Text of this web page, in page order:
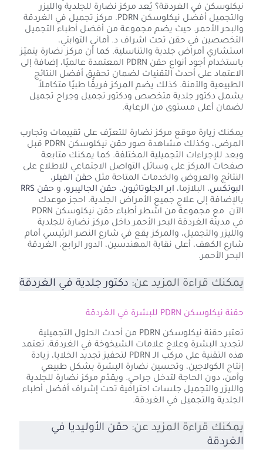
نيكلوسكن في الغردقة؟ يُعد مركز نضارة للجلدية والليزر
والتجميل أفضل نيكلوسكن PDRN. مركز تجميل في الغردقة
والبحر الأحمر. حيث يضم مجموعة من أفضل أطباء التجميل
التخصصين في حقن تحت اشراف د. أماني التوابتي،
استشاري أمراض جلدية والتناسلية. كما أن مركز نضارة يتميّز
باستخدام أجود أنواع حقن PDRN المعتمدة عالميًا، إضافة إلى
الاعتماد على أحدث التقنيات لضمان تحقيق أفضل النتائج
الطبيعية والآمنة. كذلك يضم المركز فريقًا طبيًا متكاملاً
يشمل دكتور جلدية متخصص ودكتور تجميل وجراح تجميل
لضمان أعلى مستوى من الرعاية.
يمكنك زيارة موقع مركز نضارة للتعرّف على تقييمات وتجارب
المرضى، وكذلك مشاهدة صور حقن نيكلوسكن PDRN قبل
وبعد للإجراءات التجميلية المختلفة. كما يمكنك متابعة
صفحات المركز على وسائل التواصل الاجتماعي للاطلاع على
النتائج والعروض والخدمات المتاحة مثل حقن الفيلر،
البوتكس، البلازما، ابر الجلوتاثيون، حقن الجاليبرو، و حقن RRS
بالإضافة إلى علاج جميع الأمراض الجلدية. احجز موعدك
الآن مع مجموعة من اشطر أطباء حقن نيكلوسكن PDRN
في مدينة الغردقة البحر الأحمر داخل مركز نضارة للجلدية
والليزر والتجميل، والمركز يقع في شارع النصر الرئيسي أمام
شارع الكهف، أعلى نقابة المهندسين، الدور الرابع، الغردقة
البحر الأحمر.
يمكنك قراءة المزيد عن: دكتور جلدية في الغردقة
حقنة نيكلوسكن PDRN للبشرة في الغردقة
تعتبر حقنة نيكلوسكن PDRN من أحدث الحلول التجميلية
لتجديد البشرة وعلاج علامات الشيخوخة في الغردقة. تعتمد
هذه التقنية على مركب الـ PDRN لتحفيز تجديد الخلايا، زيادة
إنتاج الكولاجين، وتحسين نضارة البشرة بشكل طبيعي
وآمن، دون الحاجة لتدخل جراحي. ويقدّم مركز نضارة للجلدية
والليزر والتجميل جلسات احترافية تحت إشراف أفضل أطباء
الجلدية والتجميل في الغردقة.
يمكنك قراءة المزيد عن: حقن الأوليديا في
الغردقة